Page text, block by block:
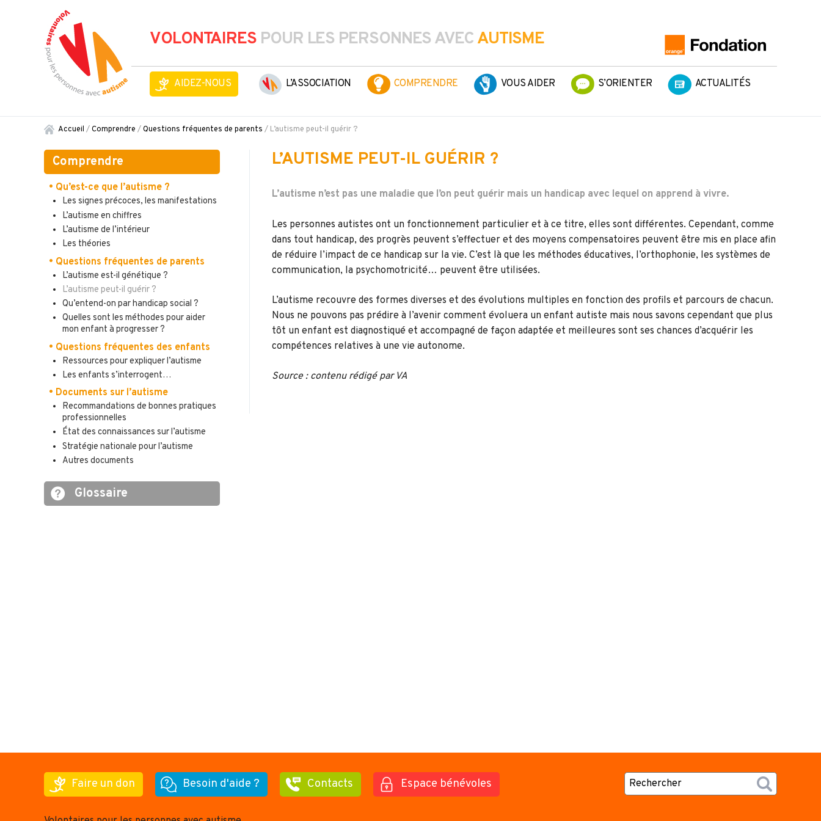
VOLONTAIRES POUR LES PERSONNES AVEC AUTISME
AIDEZ-NOUS L’ASSOCIATION COMPRENDRE VOUS AIDER S’ORIENTER ACTUALITÉS
Accueil /Comprendre /Questions fréquentes de parents / L’autisme peut-il guérir ?
L’AUTISME PEUT-IL GUÉRIR ?
L’autisme n’est pas une maladie que l’on peut guérir mais un handicap avec lequel on apprend à vivre.
Les personnes autistes ont un fonctionnement particulier et à ce titre, elles sont différentes. Cependant, comme
dans tout handicap, des progrès peuvent s’effectuer et des moyens compensatoires peuvent être mis en place afin
de réduire l’impact de ce handicap sur la vie. C’est là que les méthodes éducatives, l’orthophonie, les systèmes de
communication, la psychomotricité… peuvent être utilisées.
L’autisme recouvre des formes diverses et des évolutions multiples en fonction des profils et parcours de chacun.
Nous ne pouvons pas prédire à l’avenir comment évoluera un enfant autiste mais nous savons cependant que plus
tôt un enfant est diagnostiqué et accompagné de façon adaptée et meilleures sont ses chances d’acquérir les
compétences relatives à une vie autonome.
Source : contenu rédigé par VA
Comprendre
• Qu’est-ce que l’autisme ?
Les signes précoces, les manifestations
L’autisme en chiffres
L’autisme de l’intérieur
Les théories
• Questions fréquentes de parents
L’autisme est-il génétique ?
L’autisme peut-il guérir ?
Qu’entend-on par handicap social ?
Quelles sont les méthodes pour aider
mon enfant à progresser ?
• Questions fréquentes des enfants
Ressources pour expliquer l’autisme
Les enfants s’interrogent…
• Documents sur l’autisme
Recommandations de bonnes pratiques
professionnelles
État des connaissances sur l’autisme
Stratégie nationale pour l’autisme
Autres documents
Glossaire
Faire un don Besoin d'aide ? Contacts Espace bénévoles